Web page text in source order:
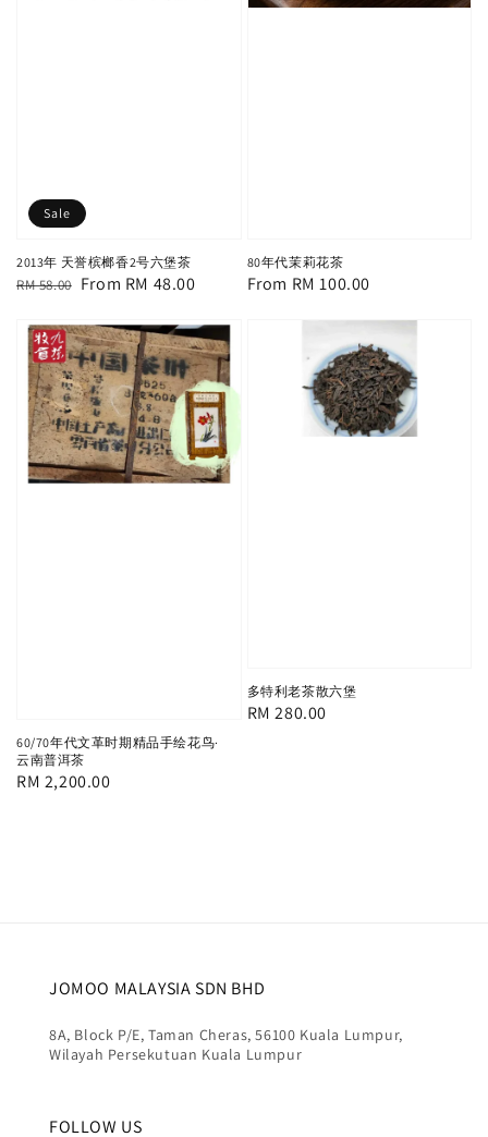
Sale
2013年 天誉槟榔香2号六堡茶
Regular
RM 58.00 Sale
From RM 48.00
80年代茉莉花茶
Regular
From RM 100.00
60/70年代文革时期精品手绘花鸟·
云南普洱茶
Regular
RM 2,200.00
多特利老茶散六堡
Regular
RM 280.00
JOMOO MALAYSIA SDN BHD
8A, Block P/E, Taman Cheras, 56100 Kuala Lumpur,
Wilayah Persekutuan Kuala Lumpur
FOLLOW US